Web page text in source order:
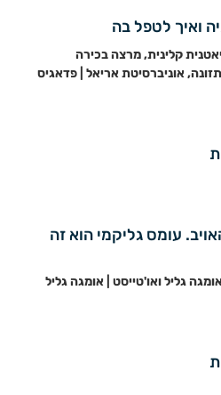
ואיך לטפל בה
קלינית, מרצה בכירה
אוניברסיטת אריאל | פדאגיס
עומס גליקמי הוא זה
גליל ואו'טייסט | אומגה גליל